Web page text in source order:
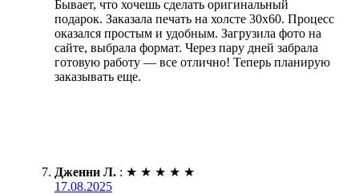
Бывает, что хочешь сделать оригинальный
подарок. Заказала печать на холсте 30х60. Процесс
оказался простым и удобным. Загрузила фото на
сайте, выбрала формат. Через пару дней забрала
готовую работу — все отлично! Теперь планирую
заказывать еще.
Дженни Л. : ★ ★ ★ ★ ★
17.08.2025